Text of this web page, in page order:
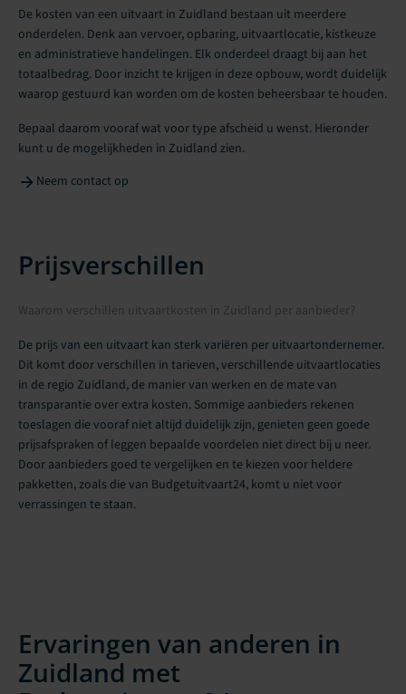
De kosten van een uitvaart in Zuidland bestaan uit meerdere
onderdelen. Denk aan vervoer, opbaring, uitvaartlocatie, kistkeuze
en administratieve handelingen. Elk onderdeel draagt bij aan het
totaalbedrag. Door inzicht te krijgen in deze opbouw, wordt duidelijk
waarop gestuurd kan worden om de kosten beheersbaar te houden.
Bepaal daarom vooraf wat voor type afscheid u wenst. Hieronder
kunt u de mogelijkheden in Zuidland zien.
Neem contact op
Prijsverschillen
Waarom verschillen uitvaartkosten in Zuidland per aanbieder?
De prijs van een uitvaart kan sterk variëren per uitvaartondernemer.
Dit komt door verschillen in tarieven, verschillende uitvaartlocaties
in de regio Zuidland, de manier van werken en de mate van
transparantie over extra kosten. Sommige aanbieders rekenen
toeslagen die vooraf niet altijd duidelijk zijn, genieten geen goede
prijsafspraken of leggen bepaalde voordelen niet direct bij u neer.
Door aanbieders goed te vergelijken en te kiezen voor heldere
pakketten, zoals die van Budgetuitvaart24, komt u niet voor
verrassingen te staan.
Ervaringen van anderen in
Zuidland met